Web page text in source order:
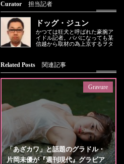
Curator 担当記者
ドッグ・ジュン
かつては狂犬と呼ばれた豪腕ア
イドル記者。パパになっても某
信越から取材の為上京するヲタ
Related Posts 関連記事
「あざカワ」と話題のグラドル・
片岡未優が『週刊現代』グラビア
Gravure